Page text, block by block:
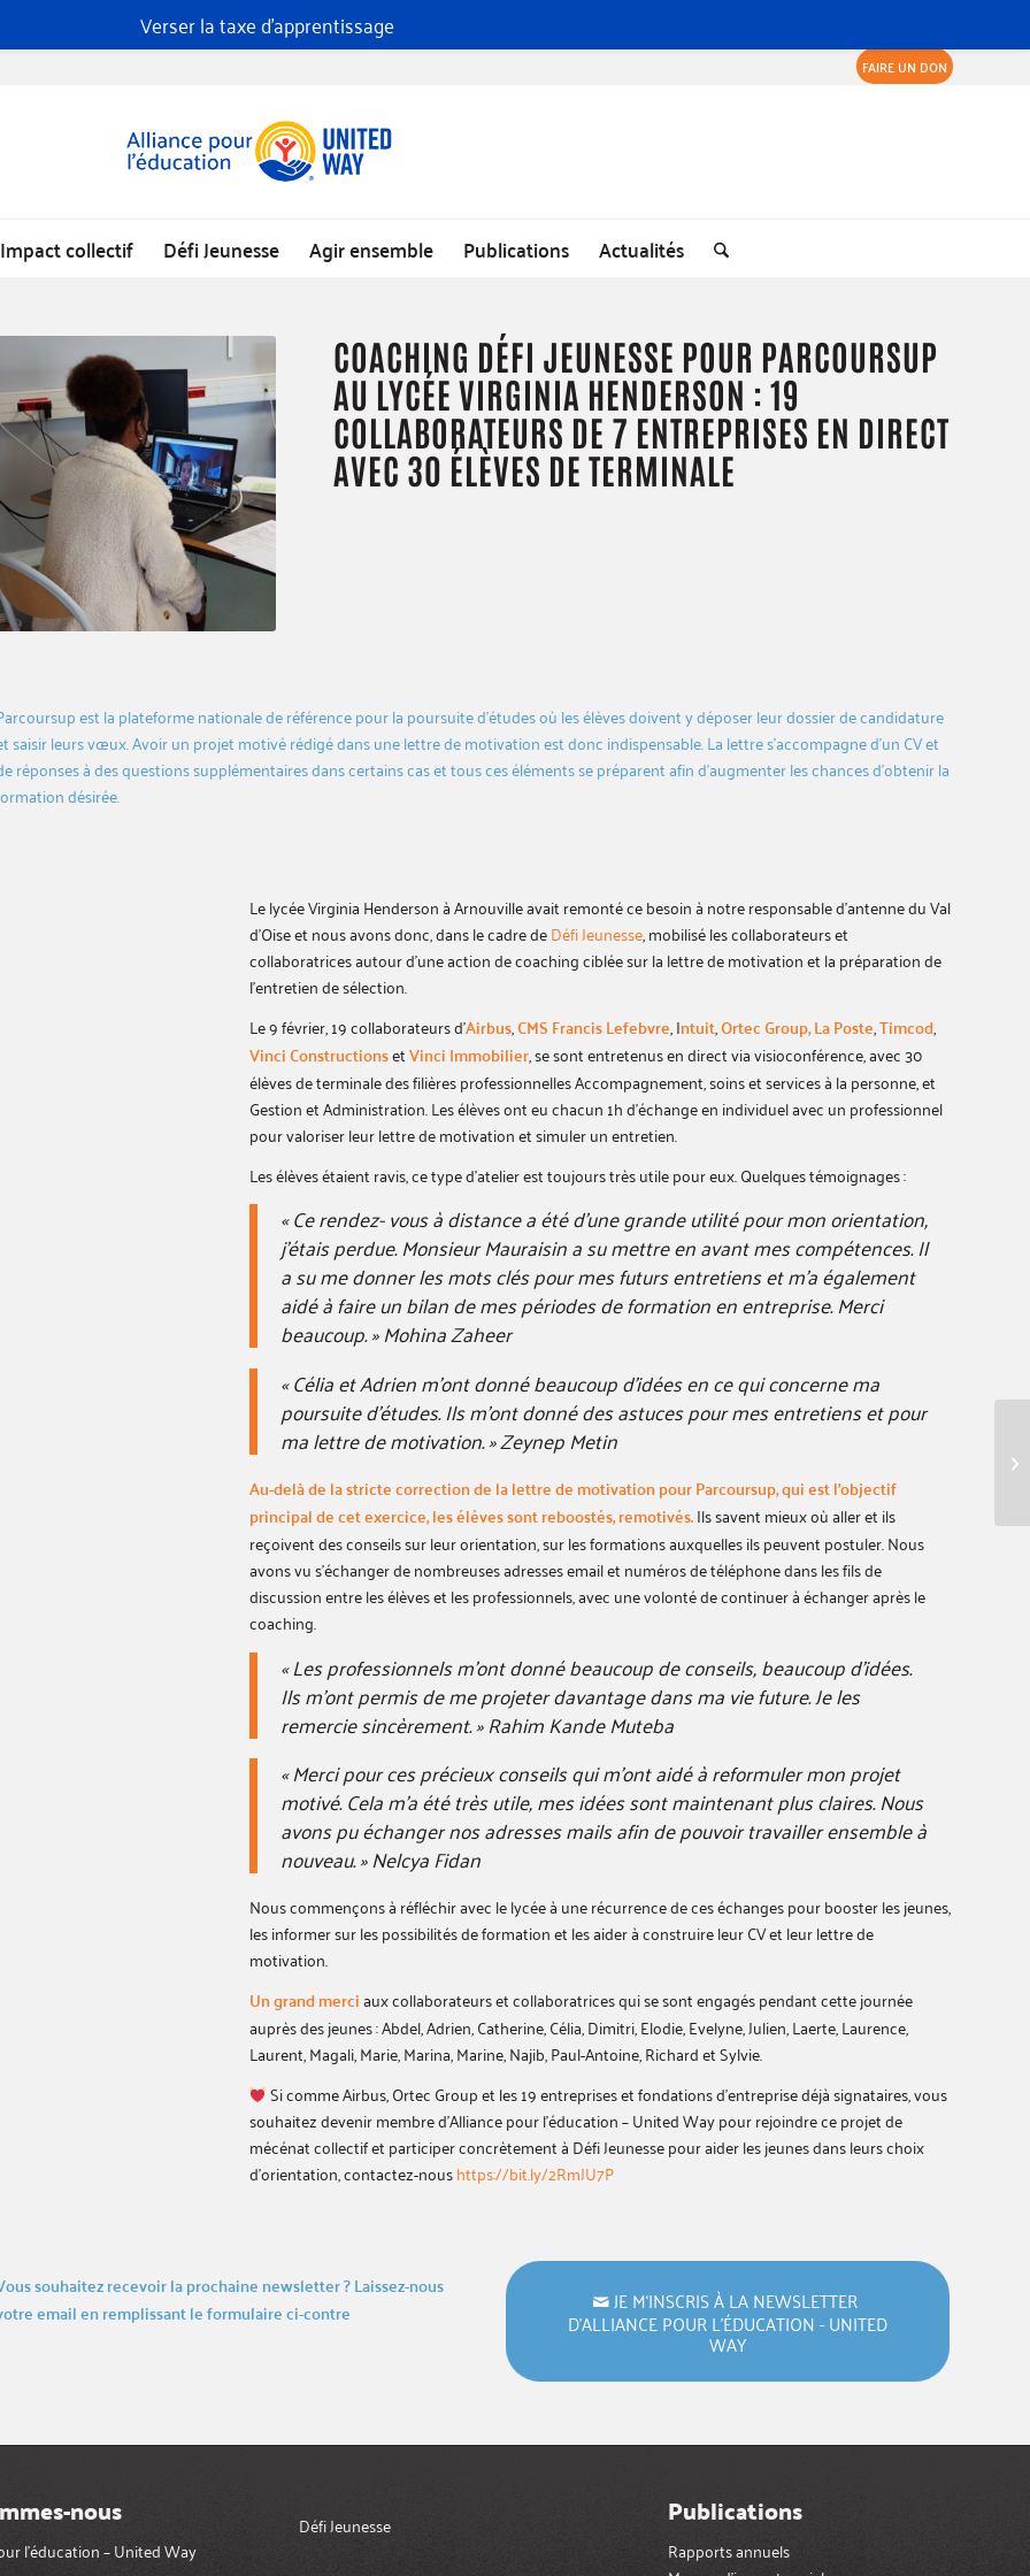
FAIRE UN DON
Impact collectif Défi Jeunesse Agir ensemble Publications Actualités
COACHING DÉFI JEUNESSE POUR PARCOURSUP
AU LYCÉE VIRGINIA HENDERSON : 19
COLLABORATEURS DE 7 ENTREPRISES EN DIRECT
AVEC 30 ÉLÈVES DE TERMINALE
est la plateforme nationale de référence pour la poursuite d’études où les élèves doivent y déposer leur dossier de candidature
saisir leurs vœux. Avoir un projet motivé rédigé dans une lettre de motivation est donc indispensable. La lettre s’accompagne d’un CV et
réponses à des questions supplémentaires dans certains cas et tous ces éléments se préparent afin d’augmenter les chances d’obtenir la
désirée.
Le lycée Virginia Henderson à Arnouville avait remonté ce besoin à notre responsable d’antenne du Val
d’Oise et nous avons donc, dans le cadre deDéfi Jeunesse, mobilisé les collaborateurs et
collaboratrices autour d’une action de coaching ciblée sur la lettre de motivation et la préparation de
l’entretien de sélection.
Le 9 février, 19 collaborateurs d’Airbus,CMS Francis Lefebvre, Intuit,Ortec Group,La Poste,Timcod,
Vinci ConstructionsetVinci Immobilier, se sont entretenus en direct via visioconférence, avec 30
élèves de terminale des filières professionnelles Accompagnement, soins et services à la personne, et
Gestion et Administration. Les élèves ont eu chacun 1h d’échange en individuel avec un professionnel
pour valoriser leur lettre de motivation et simuler un entretien.
Les élèves étaient ravis, ce type d’atelier est toujours très utile pour eux. Quelques témoignages :
« Ce rendez- vous à distance a été d’une grande utilité pour mon orientation,
j’étais perdue. Monsieur Mauraisin a su mettre en avant mes compétences. Il
a su me donner les mots clés pour mes futurs entretiens et m’a également
aidé à faire un bilan de mes périodes de formation en entreprise. Merci
beaucoup. » Mohina Zaheer
« Célia et Adrien m’ont donné beaucoup d’idées en ce qui concerne ma
poursuite d’études. Ils m’ont donné des astuces pour mes entretiens et pour
ma lettre de motivation. » Zeynep Metin
Au-delà de la stricte correction de la lettre de motivation pour Parcoursup, qui est l’objectif
principal de cet exercice, les élèves sont reboostés, remotivés.Ils savent mieux où aller et ils
reçoivent des conseils sur leur orientation, sur les formations auxquelles ils peuvent postuler. Nous
avons vu s’échanger de nombreuses adresses email et numéros de téléphone dans les fils de
discussion entre les élèves et les professionnels, avec une volonté de continuer à échanger après le
coaching.
« Les professionnels m’ont donné beaucoup de conseils, beaucoup d’idées.
Ils m’ont permis de me projeter davantage dans ma vie future. Je les
remercie sincèrement. »Rahim Kande Muteba
« Merci pour ces précieux conseils qui m’ont aidé à reformuler mon projet
motivé. Cela m’a été très utile, mes idées sont maintenant plus claires. Nous
avons pu échanger nos adresses mails afin de pouvoir travailler ensemble à
nouveau. » Nelcya Fidan
Nous commençons à réfléchir avec le lycée à une récurrence de ces échanges pour booster les jeunes,
les informer sur les possibilités de formation et les aider à construire leur CV et leur lettre de
motivation.
Un grand merciaux collaborateurs et collaboratrices qui se sont engagés pendant cette journée
auprès des jeunes : Abdel, Adrien, Catherine, Célia, Dimitri, Elodie, Evelyne, Julien, Laerte, Laurence,
Laurent, Magali, Marie, Marina, Marine, Najib, Paul-Antoine, Richard et Sylvie.
Si comme Airbus, Ortec Group et les 19 entreprises et fondations d’entreprise déjà signataires, vous
souhaitez devenir membre d’Alliance pour l’éducation – United Way pour rejoindre ce projet de
mécénat collectif et participer concrètement à Défi Jeunesse pour aider les jeunes dans leurs choix
d’orientation, contactez-noushttps://bit.ly/2RmJU7P
souhaitez recevoir la prochaine newsletter ? Laissez-nous
email en remplissant le formulaire ci-contre
JE M‘INSCRIS À LA NEWSLETTER
D’ALLIANCE POUR L’ÉDUCATION - UNITED
WAY
nous
l’éducation – United Way
Défi Jeunesse Publications
Rapports annuels
Verser la taxe d'apprentissage